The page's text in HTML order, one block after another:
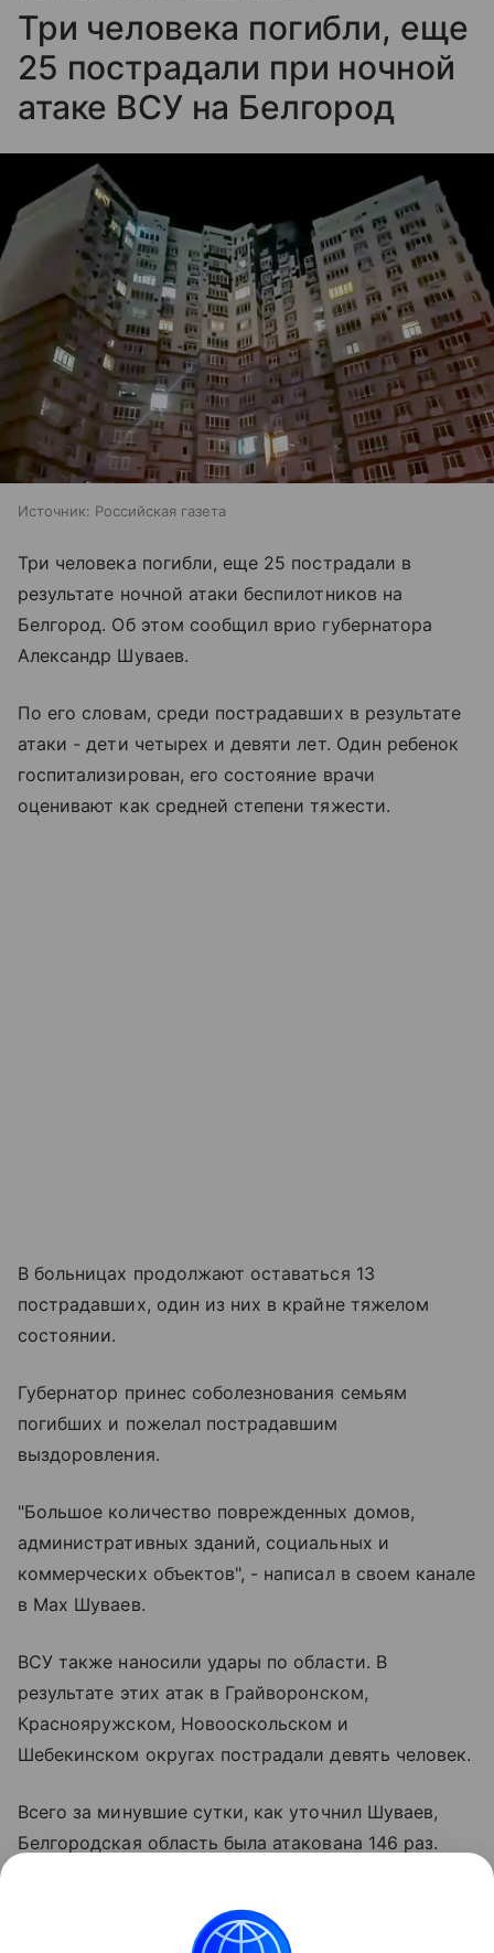
Три человека погибли, еще
25 пострадали при ночной
атаке ВСУ на Белгород
Источник: Российская газета
Три человека погибли, еще 25 пострадали в
результате ночной атаки беспилотников на
Белгород. Об этом сообщил врио губернатора
Александр Шуваев.
По его словам, среди пострадавших в результате
атаки - дети четырех и девяти лет. Один ребенок
госпитализирован, его состояние врачи
оценивают как средней степени тяжести.
В больницах продолжают оставаться 13
пострадавших, один из них в крайне тяжелом
состоянии.
Губернатор принес соболезнования семьям
погибших и пожелал пострадавшим
выздоровления.
"Большое количество поврежденных домов,
административных зданий, социальных и
коммерческих объектов", - написал в своем канале
в Max Шуваев.
ВСУ также наносили удары по области. В
результате этих атак в Грайворонском,
Краснояружском, Новооскольском и
Шебекинском округах пострадали девять человек.
Всего за минувшие сутки, как уточнил Шуваев,
Белгородская область была атакована 146 раз.
использованием артиллерии, авиации и РСЗО.
Кроме того, семь раз были произведены сбросы